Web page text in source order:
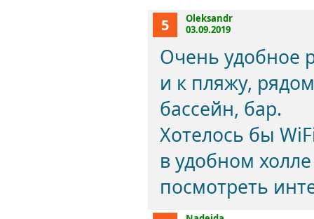
5
Oleksandr
03.09.2019
Очень удобное
и к пляжу,
бассейн, бар.
Хотелось бы
в удобном
посмотреть